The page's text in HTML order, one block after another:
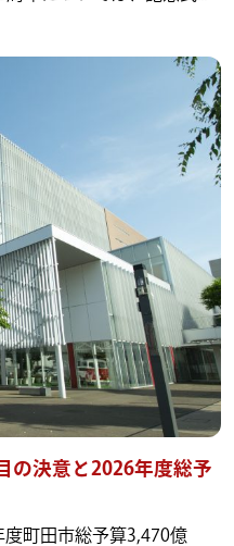
の決意と2026年度総予
町田市総予算3,470億